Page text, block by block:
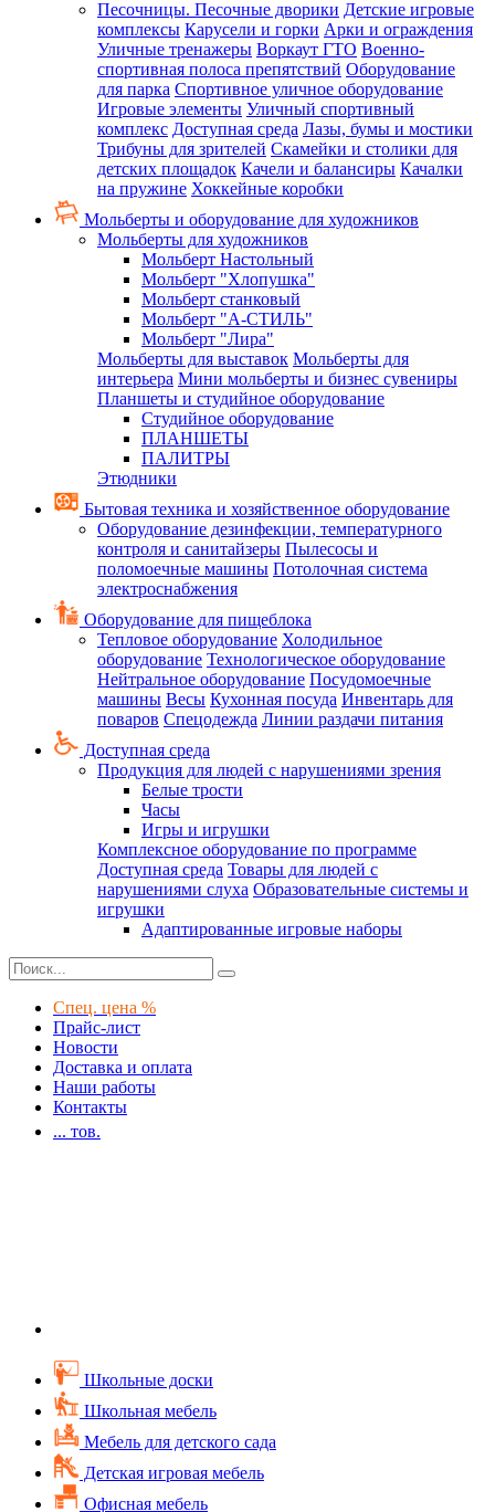
Песочницы. Песочные дворики Детские игровые
комплексы Карусели и горки Арки и ограждения
Уличные тренажеры Воркаут ГТО Военно-
спортивная полоса препятствий Оборудование
для парка Спортивное уличное оборудование
Игровые элементы Уличный спортивный
комплекс Доступная среда Лазы, бумы и мостики
Трибуны для зрителей Скамейки и столики для
детских площадок Качели и балансиры Качалки
на пружине Хоккейные коробки
Мольберты и оборудование для художников
Мольберты для художников
Мольберт Настольный
Мольберт "Хлопушка"
Мольберт станковый
Мольберт "А-СТИЛЬ"
Мольберт "Лира"
Мольберты для выставок Мольберты для
интерьера Мини мольберты и бизнес сувениры
Планшеты и студийное оборудование
Студийное оборудование
ПЛАНШЕТЫ
ПАЛИТРЫ
Этюдники
Бытовая техника и хозяйственное оборудование
Оборудование дезинфекции, температурного
контроля и санитайзеры Пылесосы и
поломоечные машины Потолочная система
электроснабжения
Оборудование для пищеблока
Тепловое оборудование Холодильное
оборудование Технологическое оборудование
Нейтральное оборудование Посудомоечные
машины Весы Кухонная посуда Инвентарь для
поваров Спецодежда Линии раздачи питания
Доступная среда
Продукция для людей с нарушениями зрения
Белые трости
Часы
Игры и игрушки
Комплексное оборудование по программе
Доступная среда Товары для людей с
нарушениями слуха Образовательные системы и
игрушки
Адаптированные игровые наборы
Спец. цена %
Прайс-лист
Новости
Доставка и оплата
Наши работы
Контакты
... тов.
Школьные доски
Школьная мебель
Мебель для детского сада
Детская игровая мебель
Офисная мебель